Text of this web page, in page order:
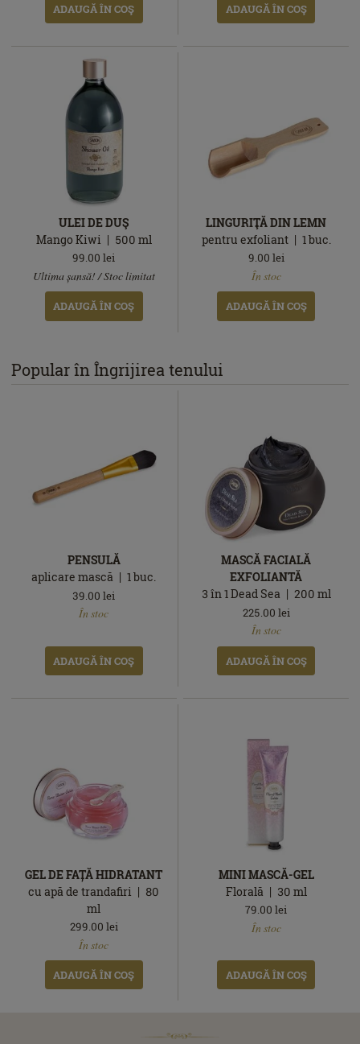
ADAUGĂ ÎN COŞ ADAUGĂ ÎN COŞ
ULEI DE DUŞ
Mango Kiwi
500 ml
stoc
99.00 lei
Ultima șansă! / Stoc limitat
ADAUGĂ ÎN COŞ
LINGURIŢĂ DIN LEMN
pentru exfoliant
1buc.
9.00 lei
În stoc
ADAUGĂ ÎN COŞ
Popular în Îngrijirea tenului
PENSULĂ
aplicare mască
1buc.
39.00 lei
În stoc
ADAUGĂ ÎN COŞ
MASCĂ FACIALĂ
EXFOLIANTĂ
3 în 1 Dead Sea
200 ml
225.00 lei
În stoc
ADAUGĂ ÎN COŞ
GEL DE FAȚĂ HIDRATANT
cu apă de trandafiri
80
ml
299.00 lei
În stoc
ADAUGĂ ÎN COŞ
MINI MASCĂ-GEL
Florală
30 ml
79.00 lei
În stoc
ADAUGĂ ÎN COŞ